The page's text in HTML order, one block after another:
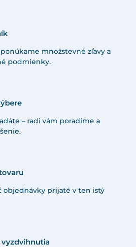
množstevné zľavy a
podmienky.
– radi vám poradíme a
objednávky prijaté v ten istý